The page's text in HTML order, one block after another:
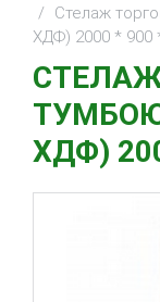
Стелаж
ХДФ) 2000 * 900
ХДФ)